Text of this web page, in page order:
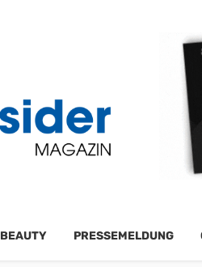
BEAUTY PRESSEMELDUNG